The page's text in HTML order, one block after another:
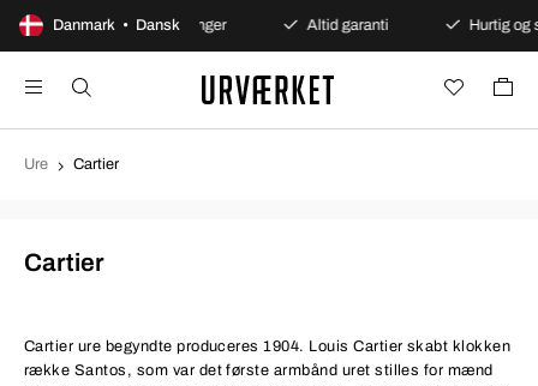
Danmark • Dansk
Sikre betalinger Altid garanti Hurtig og sikker
Ure Cartier
Cartier
Cartier ure begyndte produceres 1904. Louis Cartier skabt klokken
række Santos, som var det første armbånd uret stilles for mænd